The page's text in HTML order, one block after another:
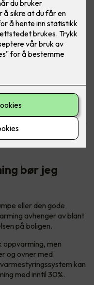
mest strøm, da er det
å senke
bør jeg
eller den gode
avhenger av blant
på boligen.
oppvarming, men
og ovner med
kan
med inntil 30%.